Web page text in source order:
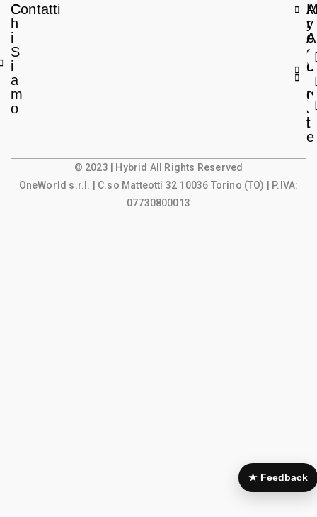
C
h
i
S
i
a
m
o
Contatti
A
r
e
a
L
g
a
l
e
y
A
c
c
u
n
t
© 2023 | Hybrid All Rights Reserved
OneWorld s.r.l.
| C.so Matteotti 32 10036 Torino (TO) | P.IVA:
07730800013
★ Feedback